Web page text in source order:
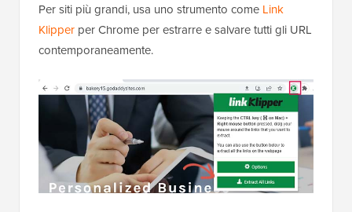
Per siti più grandi, usa uno strumento come Link
Klipper per Chrome per estrarre e salvare tutti gli URL
contemporaneamente.